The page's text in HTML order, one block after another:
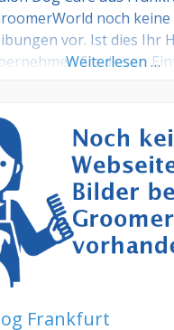
noch
vor. Ist dies Ihr
Sie diesen
uns Ihre Erfahrungen
gerne mit.
Weiterlesen …
Frankfurt